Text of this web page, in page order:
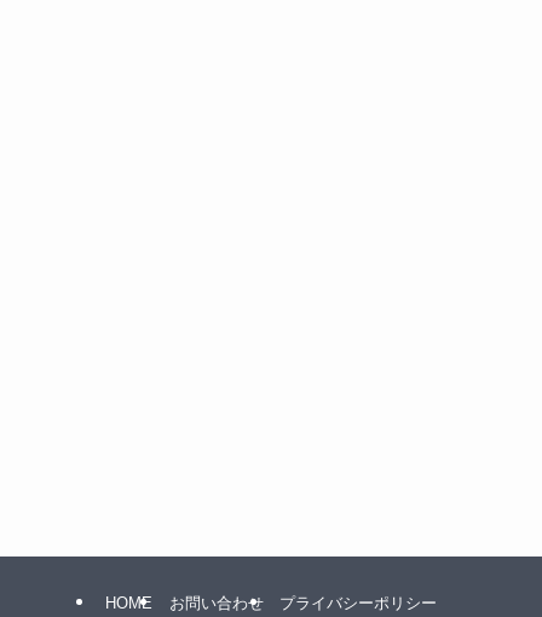
HOME お問い合わせ プライバシーポリシー